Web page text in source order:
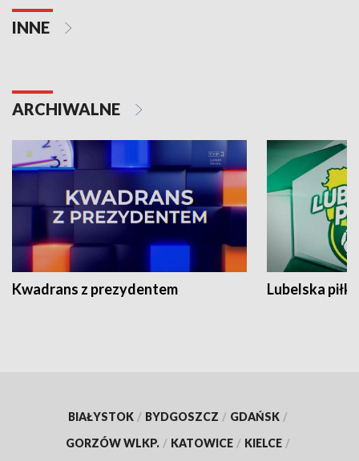
INNE
ARCHIWALNE
Kwadrans z prezydentem Lubelska piłka
BIAŁYSTOK / BYDGOSZCZ / GDAŃSK /
GORZÓW WLKP. / KATOWICE / KIELCE /